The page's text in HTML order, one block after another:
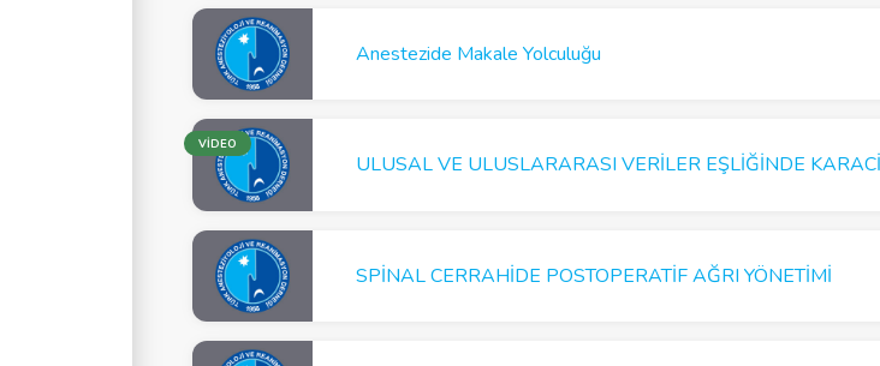
Anestezide Makale Yolculuğu
VİDEO
SPİNAL CERRAHİDE POSTOPERATİF AĞRI YÖNETİMİ